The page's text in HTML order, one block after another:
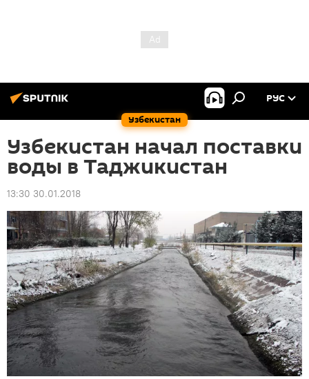
Узбекистан
РУС
Узбекистан начал поставки
воды в Таджикистан
13:30 30.01.2018